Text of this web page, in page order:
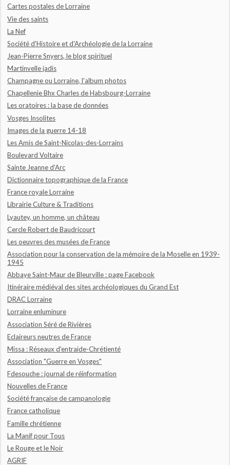
Cartes postales de Lorraine
Vie des saints
La Nef
Société d'Histoire et d'Archéologie de la Lorraine
Jean-Pierre Snyers, le blog spirituel
Martinvelle jadis
Champagne ou Lorraine, l'album photos
Chapellenie Bhx Charles de Habsbourg-Lorraine
Les oratoires : la base de données
Vosges Insolites
Images de la guerre 14-18
Les Amis de Saint-Nicolas-des-Lorrains
Boulevard Voltaire
Sainte Jeanne d'Arc
Dictionnaire topographique de la France
France royale Lorraine
Librairie Culture & Traditions
Lyautey, un homme, un château
Cercle Robert de Baudricourt
Les oeuvres des musées de France
Association pour la conservation de la mémoire de la Moselle en 1939-
1945
Abbaye Saint-Maur de Bleurville : page Facebook
Itinéraire médiéval des sites archéologiques du Grand Est
DRAC Lorraine
Lorraine enluminure
Association Séré de Rivières
Eclaireurs neutres de France
Missa : Réseaux d'entraide-Chrétienté
Association "Guerre en Vosges"
Fdesouche : journal de réinformation
Nouvelles de France
Société française de campanologie
France catholique
Famille chrétienne
La Manif pour Tous
Le Rouge et le Noir
AGRIF